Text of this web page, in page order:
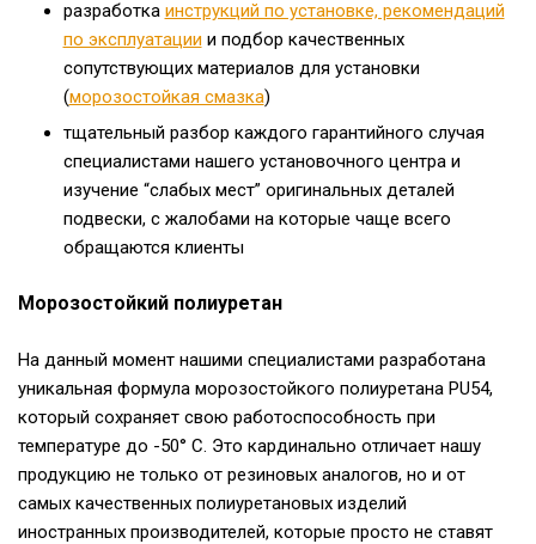
разработка инструкций по установке, рекомендаций
по эксплуатации и подбор качественных
сопутствующих материалов для установки
(морозостойкая смазка)
тщательный разбор каждого гарантийного случая
специалистами нашего установочного центра и
изучение “слабых мест” оригинальных деталей
подвески, с жалобами на которые чаще всего
обращаются клиенты
Морозостойкий полиуретан
На данный момент нашими специалистами разработана
уникальная формула морозостойкого полиуретана PU54,
который сохраняет свою работоспособность при
температуре до -50° C. Это кардинально отличает нашу
продукцию не только от резиновых аналогов, но и от
самых качественных полиуретановых изделий
иностранных производителей, которые просто не ставят